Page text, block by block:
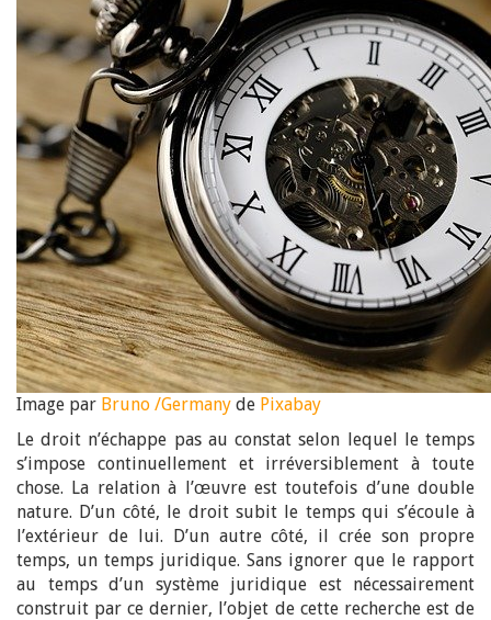
Image par Bruno /Germany de Pixabay
Le droit n’échappe pas au constat selon lequel le temps
s’impose continuellement et irréversiblement à toute
chose. La relation à l’œuvre est toutefois d’une double
nature. D’un côté, le droit subit le temps qui s’écoule à
l’extérieur de lui. D’un autre côté, il crée son propre
temps, un temps juridique. Sans ignorer que le rapport
au temps d’un système juridique est nécessairement
construit par ce dernier, l’objet de cette recherche est de